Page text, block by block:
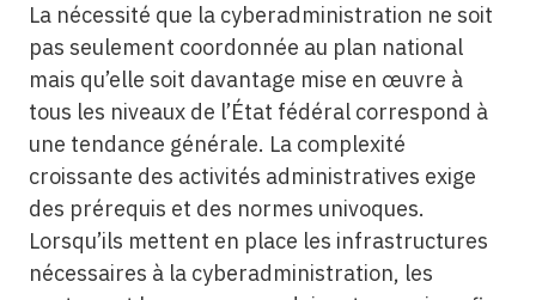
La nécessité que la cyberadministration ne soit
pas seulement coordonnée au plan national
mais qu’elle soit davantage mise en œuvre à
tous les niveaux de l’État fédéral correspond à
une tendance générale. La complexité
croissante des activités administratives exige
des prérequis et des normes univoques.
Lorsqu’ils mettent en place les infrastructures
nécessaires à la cyberadministration, les